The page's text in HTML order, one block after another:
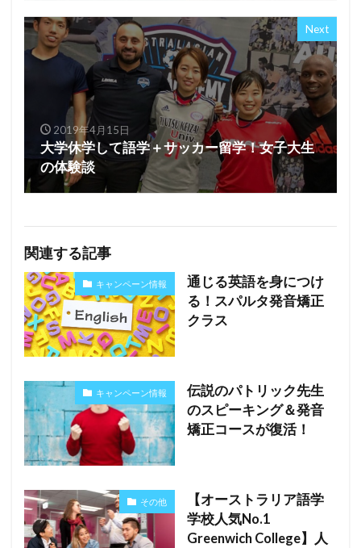
Next
2019年4月15日
大学休学して語学＋サッカー留学！女子大生
の体験談
関連する記事
キャンペーン情報
通じる英語を身につけ
る！スパルタ発音矯正
クラス
キャンペーン情報
伝説のパトリック先生
のスピーキング＆発音
矯正コースが復活！
その他
【オーストラリア語学
学校人気No.1
Greenwich College】人